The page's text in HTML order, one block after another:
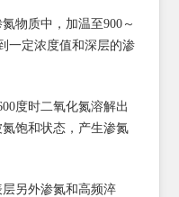
物质中，加温至900～
一定浓度值和深层的渗
度时二氧化氮溶解出
饱和状态，产生渗氮
另外渗氮和高频淬